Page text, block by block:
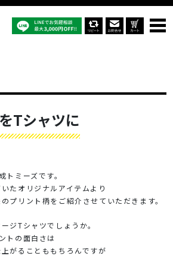
Tシャツに
トミーズです。
たオリジナルアイテムより
プリント柄をご紹介させていただきます。
ジTシャツでしょうか。
トの面白さは
がることももちろんですが